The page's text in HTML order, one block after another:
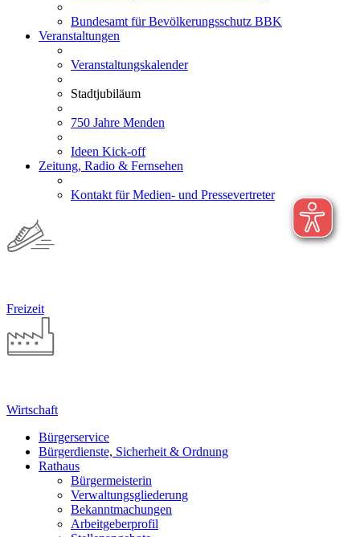
Bundesamt für Bevölkerungsschutz BBK
Veranstaltungen
Veranstaltungskalender
Stadtjubiläum
750 Jahre Menden
Ideen Kick-off
Zeitung, Radio & Fernsehen
Kontakt für Medien- und Pressevertreter
Freizeit
Wirtschaft
Bürgerservice
Bürgerdienste, Sicherheit & Ordnung
Rathaus
Bürgermeisterin
Verwaltungsgliederung
Bekanntmachungen
Arbeitgeberprofil